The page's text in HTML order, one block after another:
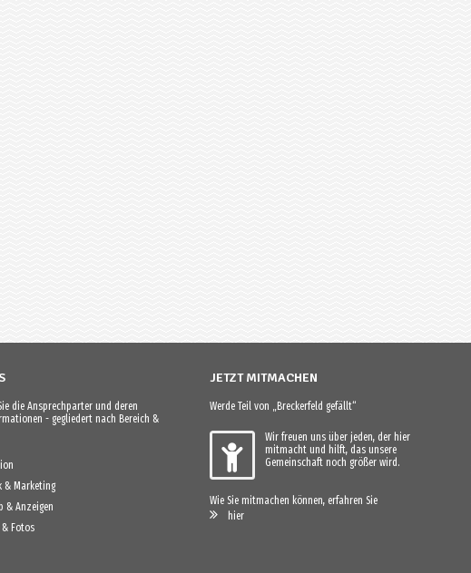
die Ansprechparter und deren
- gegliedert nach Bereich &
& Marketing
& Anzeigen
Fotos
JETZT MITMACHEN
Werde Teil von „Breckerfeld gefällt“
Wir freuen uns über jeden, der hier
mitmacht und hilft, das unsere
Gemeinschaft noch größer wird.
Wie Sie mitmachen können, erfahren Sie
hier